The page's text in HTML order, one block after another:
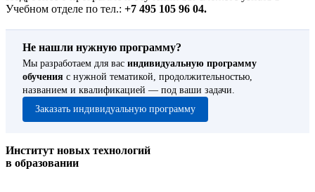
Учебном отделе по тел.: +7 495 105 96 04.
Не нашли нужную программу?
Мы разработаем для вас индивидуальную программу
обучения с нужной тематикой, продолжительностью,
названием и квалификацией — под ваши задачи.
Заказать индивидуальную программу
Институт новых технологий
в образовании